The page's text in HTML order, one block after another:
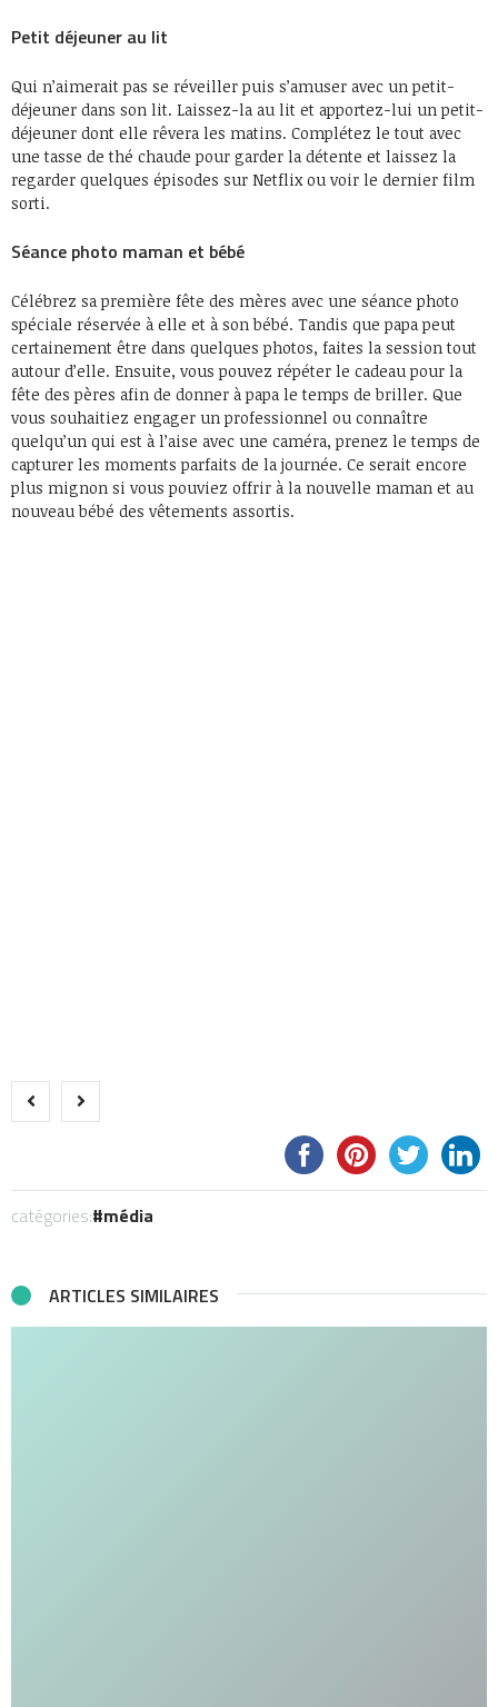
Petit déjeuner au lit
Qui n’aimerait pas se réveiller puis s’amuser avec un petit-
déjeuner dans son lit. Laissez-la au lit et apportez-lui un petit-
déjeuner dont elle rêvera les matins. Complétez le tout avec
une tasse de thé chaude pour garder la détente et laissez la
regarder quelques épisodes sur Netflix ou voir le dernier film
sorti.
Séance photo maman et bébé
Célébrez sa première fête des mères avec une séance photo
spéciale réservée à elle et à son bébé. Tandis que papa peut
certainement être dans quelques photos, faites la session tout
autour d’elle. Ensuite, vous pouvez répéter le cadeau pour la
fête des pères afin de donner à papa le temps de briller. Que
vous souhaitiez engager un professionnel ou connaître
quelqu’un qui est à l’aise avec une caméra, prenez le temps de
capturer les moments parfaits de la journée. Ce serait encore
plus mignon si vous pouviez offrir à la nouvelle maman et au
nouveau bébé des vêtements assortis.
catégories: média
ARTICLES SIMILAIRES